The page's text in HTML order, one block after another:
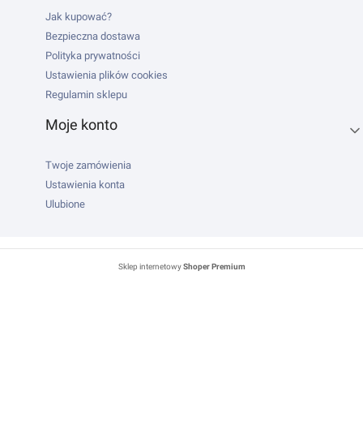
Jak kupować?
Bezpieczna dostawa
Polityka prywatności
Ustawienia plików cookies
Regulamin sklepu
Moje konto
Twoje zamówienia
Ustawienia konta
Ulubione
Sklep internetowyShoper Premium